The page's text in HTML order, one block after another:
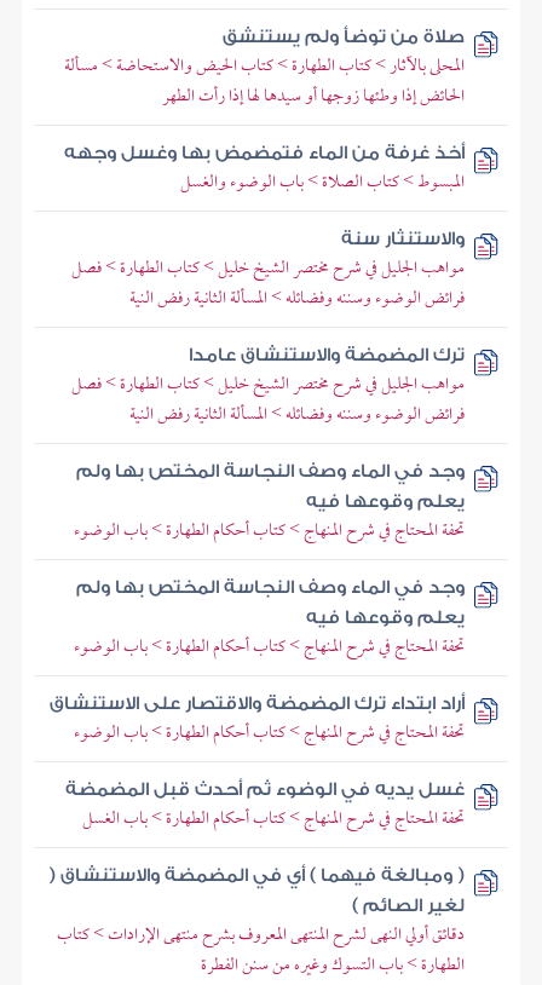
صلاة من توضأ ولم يستنشق
المحلى بالآثار > كتاب الطهارة > كتاب الحيض والاستحاضة > مسألة
الحائض إذا وطئها زوجها أو سيدها لها إذا رأت الطهر
أخذ غرفة من الماء فتمضمض بها وغسل وجهه
المبسوط > كتاب الصلاة > باب الوضوء والغسل
والاستنثار سنة
مواهب الجليل في شرح مختصر الشيخ خليل > كتاب الطهارة > فصل
فرائض الوضوء وسننه وفضائله > المسألة الثانية رفض النية
ترك المضمضة والاستنشاق عامدا
مواهب الجليل في شرح مختصر الشيخ خليل > كتاب الطهارة > فصل
فرائض الوضوء وسننه وفضائله > المسألة الثانية رفض النية
وجد في الماء وصف النجاسة المختص بها ولم
يعلم وقوعها فيه
تحفة المحتاج في شرح المنهاج > كتاب أحكام الطهارة > باب الوضوء
وجد في الماء وصف النجاسة المختص بها ولم
يعلم وقوعها فيه
تحفة المحتاج في شرح المنهاج > كتاب أحكام الطهارة > باب الوضوء
أراد ابتداء ترك المضمضة والاقتصار على الاستنشاق
تحفة المحتاج في شرح المنهاج > كتاب أحكام الطهارة > باب الوضوء
غسل يديه في الوضوء ثم أحدث قبل المضمضة
تحفة المحتاج في شرح المنهاج > كتاب أحكام الطهارة > باب الغسل
( ومبالغة فيهما ) أي في المضمضة والاستنشاق (
لغير الصائم )
دقائق أولي النهى لشرح المنتهى المعروف بشرح منتهى الإرادات > كتاب
الطهارة > باب التسوك وغيره من سنن الفطرة